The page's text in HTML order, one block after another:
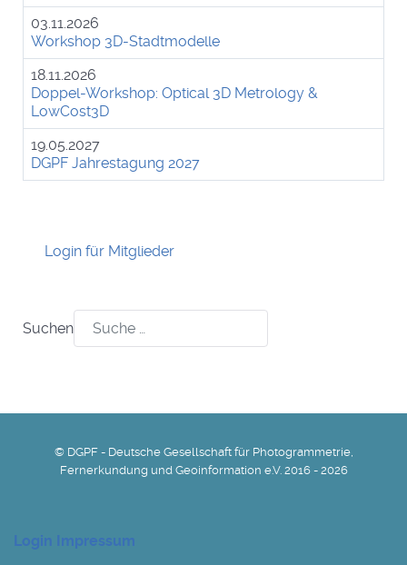
03.11.2026
Workshop 3D-Stadtmodelle
18.11.2026
Doppel-Workshop: Optical 3D Metrology &
LowCost3D
19.05.2027
DGPF Jahrestagung 2027
Login für Mitglieder
Suchen
© DGPF - Deutsche Gesellschaft für Photogrammetrie,
Fernerkundung und Geoinformation e.V. 2016 - 2026
Login Impressum